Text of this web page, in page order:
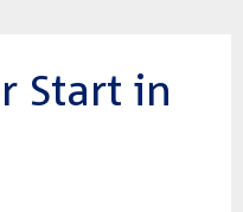
Start in